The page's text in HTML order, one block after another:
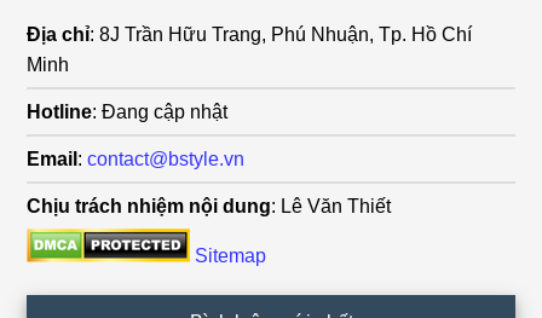
Địa chỉ: 8J Trần Hữu Trang, Phú Nhuận, Tp. Hồ Chí
Minh
Hotline: Đang cập nhật
Email :contact@bstyle.vn
Chịu trách nhiệm nội dung: Lê Văn Thiết
Sitemap